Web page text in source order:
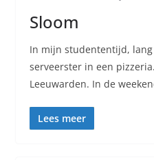
Sloom
In mijn studententijd,
serveerster in een
Leeuwarden. In de
Lees meer